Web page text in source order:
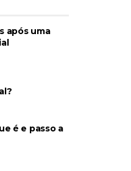
após uma
é e passo a